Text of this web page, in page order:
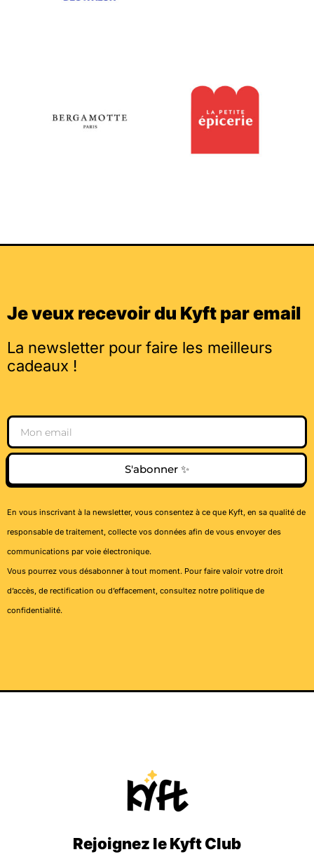
Je veux recevoir du Kyft par email
La newsletter pour faire les meilleurs
cadeaux !
Email
S'abonner ✨
En vous inscrivant à la newsletter, vous consentez à ce que Kyft, en sa qualité de
responsable de traitement, collecte vos données afin de vous envoyer des
communications par voie électronique.
Vous pourrez vous désabonner à tout moment. Pour faire valoir votre droit
d’accès, de rectification ou d’effacement, consultez notre politique de
confidentialité.
Rejoignez le Kyft Club